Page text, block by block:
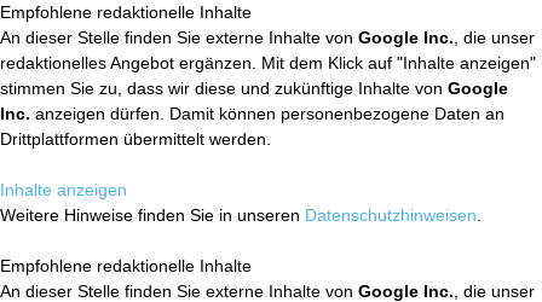
Empfohlene redaktionelle Inhalte
An dieser Stelle finden Sie externe Inhalte von Google Inc. , die unser
redaktionelles Angebot ergänzen. Mit dem Klick auf "Inhalte anzeigen"
stimmen Sie zu, dass wir diese und zukünftige Inhalte von Google
Inc. anzeigen dürfen. Damit können personenbezogene Daten an
Drittplattformen übermittelt werden.
Inhalte anzeigen
Weitere Hinweise finden Sie in unseren Datenschutzhinweisen
Empfohlene redaktionelle Inhalte
An dieser Stelle finden Sie externe Inhalte von Google Inc. , die unser